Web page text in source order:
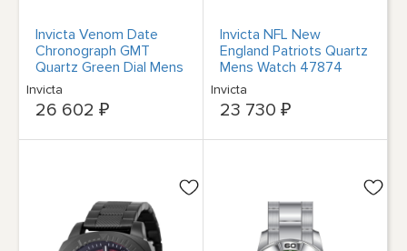
Invicta Venom Date
Chronograph GMT
Quartz Green Dial Mens
Watch 47759
Invicta
26 602 ₽
Invicta NFL New
England Patriots Quartz
Mens Watch 47874
Invicta
23 730 ₽